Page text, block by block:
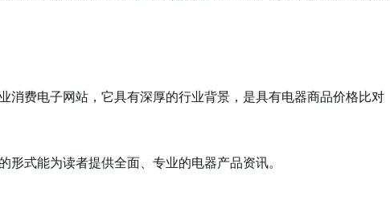
费电子网站，它具有深厚的行业背景，是具有电器商品价格比对
式能为读者提供全面、专业的电器产品资讯。